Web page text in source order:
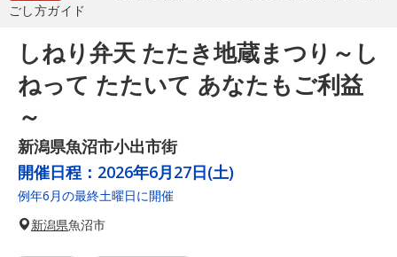
ごし方ガイド
しねり弁天 たたき地蔵まつり～し
ねって たたいて あなたもご利益
～
新潟県魚沼市小出市街
開催日程： 2026年6月27日(土)
例年6月の最終土曜日に開催
新潟県魚沼市